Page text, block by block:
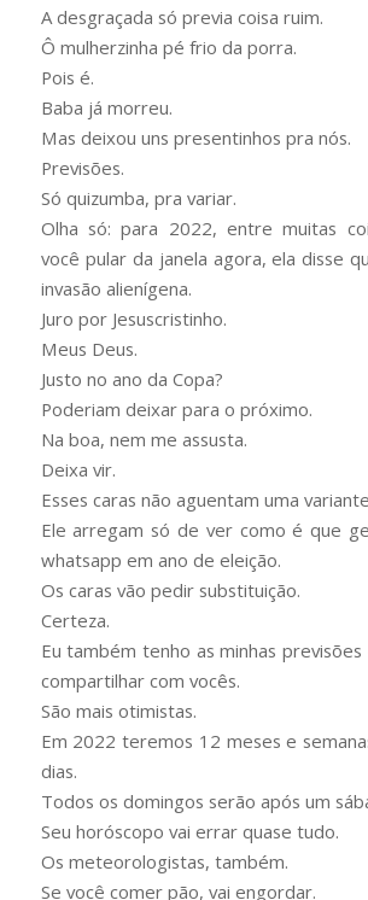
A desgraçada só previa coisa ruim.
Ô mulherzinha pé frio da porra.
Pois é.
Baba já morreu.
Mas deixou uns presentinhos pra nós.
Previsões.
Só quizumba, pra variar.
Olha só: para 2022, entre muitas
você pular da janela agora, ela disse
invasão alienígena.
Juro por Jesuscristinho.
Meus Deus.
Justo no ano da Copa?
Poderiam deixar para o próximo.
Na boa, nem me assusta.
Deixa vir.
Esses caras não aguentam uma
Ele arregam só de ver como é que
whatsapp em ano de eleição.
Os caras vão pedir substituição.
Certeza.
Eu também tenho as minhas
compartilhar com vocês.
São mais otimistas.
Em 2022 teremos 12 meses e
dias.
Todos os domingos serão após um
Seu horóscopo vai errar quase tudo.
Os meteorologistas, também.
Se você comer pão, vai engordar.